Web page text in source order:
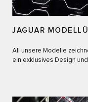
JAGUAR
All unsere Modelle
ein exklusives Design